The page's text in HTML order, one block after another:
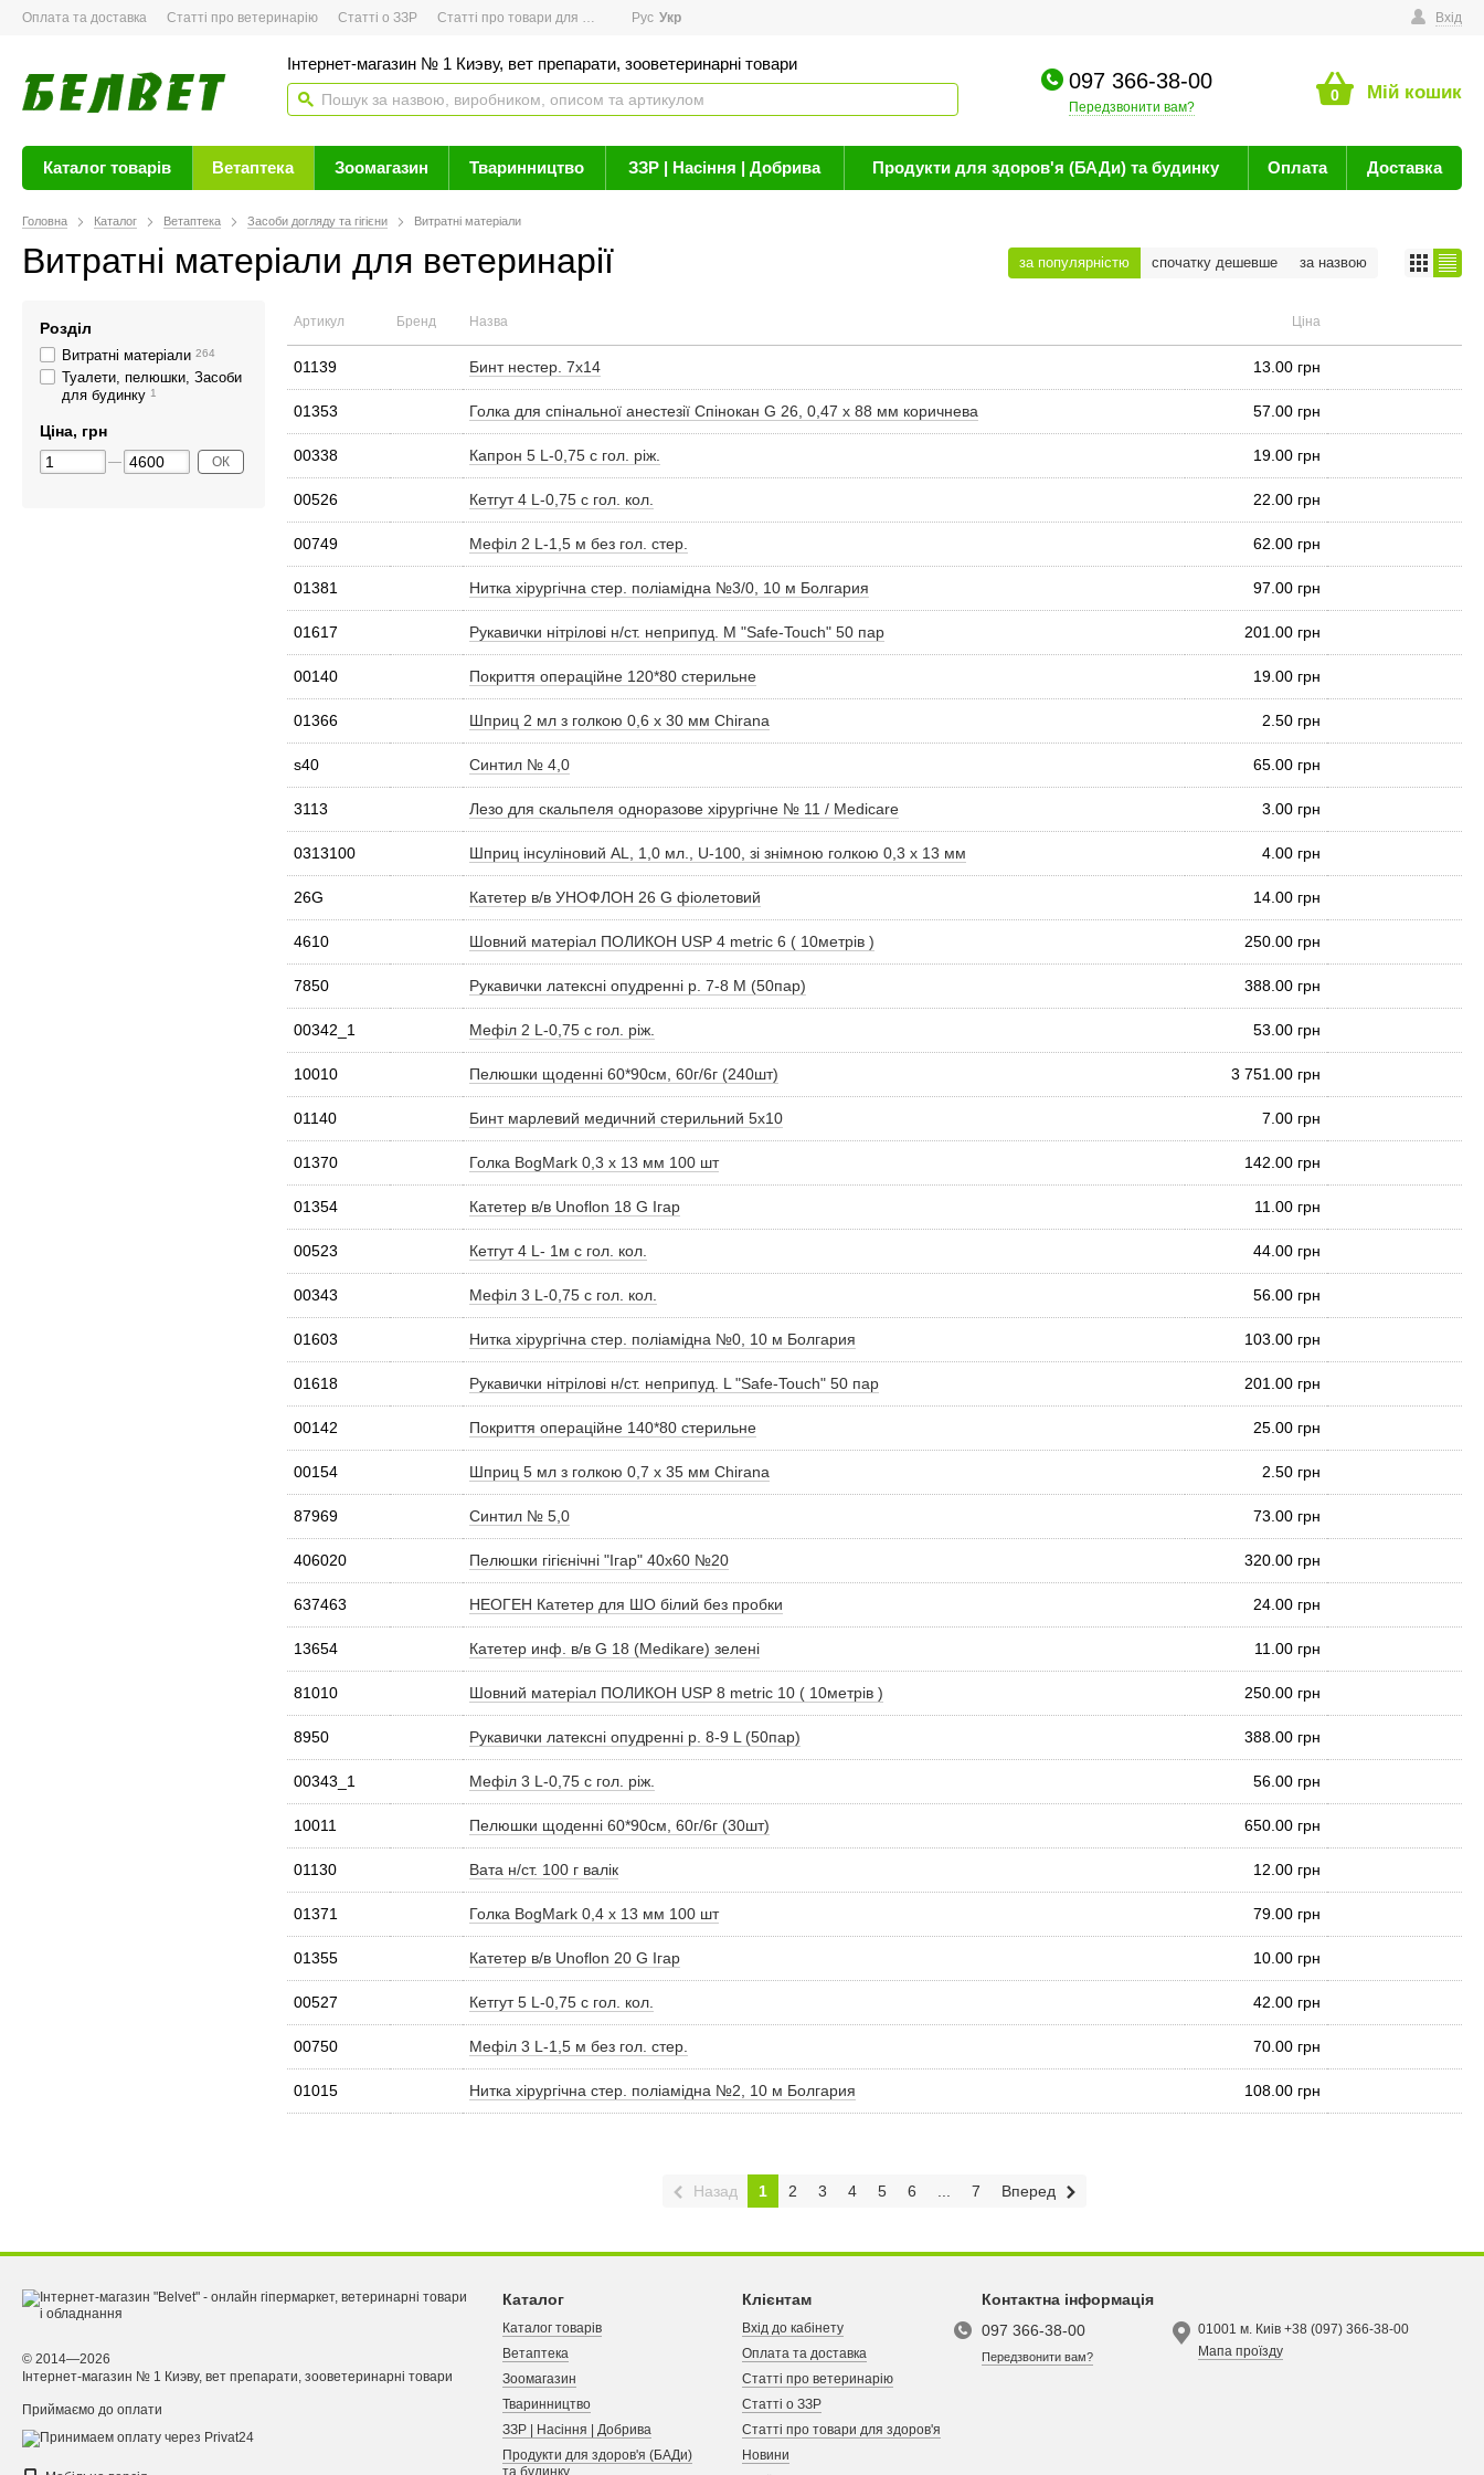
Оплата та доставка Статті про ветеринарію Статті о ЗЗР Статті про товари для здоров'я Новини Вхід
Рус Укр
Інтернет-магазин № 1 Киэву, вет препарати, зооветеринарні товари
097 366-38-00
Передзвонити вам?
0 Мій кошик
Каталог товарів Ветаптека Зоомагазин Тваринництво ЗЗР | Насіння | Добрива Продукти для здоров'я (БАДи) та будинку Оплата Доставка
Головна Каталог Ветаптека Засоби догляду та гігієни Витратні матеріали
Витратні матеріали для ветеринарії за популярністю спочатку дешевше за назвою
Артикул Бренд Назва Ціна
01139 Бинт нестер. 7х14 13.00 грн
01353 Голка для спінальної анестезії Спінокан G 26, 0,47 х 88 мм коричнева 57.00 грн
00338 Капрон 5 L-0,75 с гол. ріж. 19.00 грн
00526 Кетгут 4 L-0,75 с гол. кол. 22.00 грн
00749 Мефіл 2 L-1,5 м без гол. стер. 62.00 грн
01381 Нитка хірургічна стер. поліамідна №3/0, 10 м Болгария 97.00 грн
01617 Рукавички нітрілові н/ст. неприпуд. M "Safe-Touch" 50 пар 201.00 грн
00140 Покриття операційне 120*80 стерильне 19.00 грн
01366 Шприц 2 мл з голкою 0,6 х 30 мм Chirana 2.50 грн
s40 Синтил № 4,0 65.00 грн
3113 Лезо для скальпеля одноразове хірургічне № 11 / Medicare 3.00 грн
0313100 Шприц інсуліновий AL, 1,0 мл., U-100, зі знімною голкою 0,3 х 13 мм 4.00 грн
26G Катетер в/в УНОФЛОН 26 G фіолетовий 14.00 грн
4610 Шовний матеріал ПОЛИКОН USP 4 metric 6 ( 10метрів ) 250.00 грн
7850 Рукавички латексні опудренні р. 7-8 М (50пар) 388.00 грн
00342_1 Мефіл 2 L-0,75 с гол. ріж. 53.00 грн
10010 Пелюшки щоденні 60*90см, 60г/6г (240шт) 3 751.00 грн
01140 Бинт марлевий медичний стерильний 5х10 7.00 грн
01370 Голка BogMark 0,3 x 13 мм 100 шт 142.00 грн
01354 Катетер в/в Unoflon 18 G Ігар 11.00 грн
00523 Кетгут 4 L- 1м с гол. кол. 44.00 грн
00343 Мефіл 3 L-0,75 с гол. кол. 56.00 грн
01603 Нитка хірургічна стер. поліамідна №0, 10 м Болгария 103.00 грн
01618 Рукавички нітрілові н/ст. неприпуд. L "Safe-Touch" 50 пар 201.00 грн
00142 Покриття операційне 140*80 стерильне 25.00 грн
00154 Шприц 5 мл з голкою 0,7 х 35 мм Chirana 2.50 грн
87969 Синтил № 5,0 73.00 грн
406020 Пелюшки гігієнічні "Ігар" 40х60 №20 320.00 грн
637463 НЕОГЕН Катетер для ШО білий без пробки 24.00 грн
13654 Катетер инф. в/в G 18 (Medikare) зелені 11.00 грн
81010 Шовний матеріал ПОЛИКОН USP 8 metric 10 ( 10метрів ) 250.00 грн
8950 Рукавички латексні опудренні р. 8-9 L (50пар) 388.00 грн
00343_1 Мефіл 3 L-0,75 с гол. ріж. 56.00 грн
10011 Пелюшки щоденні 60*90см, 60г/6г (30шт) 650.00 грн
01130 Вата н/ст. 100 г валік 12.00 грн
01371 Голка BogMark 0,4 x 13 мм 100 шт 79.00 грн
01355 Катетер в/в Unoflon 20 G Ігар 10.00 грн
00527 Кетгут 5 L-0,75 с гол. кол. 42.00 грн
00750 Мефіл 3 L-1,5 м без гол. стер. 70.00 грн
01015 Нитка хірургічна стер. поліамідна №2, 10 м Болгария 108.00 грн
Назад 1 2 3 4 5 6 7 Вперед
Розділ
Витратні матеріали 264
Туалети, пелюшки, Засоби
для будинку 1
Ціна, грн
ОК
© 2014—2026
Інтернет-магазин № 1 Киэву, вет препарати, зооветеринарні товари
Приймаємо до оплати
Каталог
Каталог товарів
Ветаптека
Зоомагазин
Тваринництво
ЗЗР | Насіння | Добрива
Продукти для здоров'я (БАДи)
та будинку
Клієнтам
Вхід до кабінету
Оплата та доставка
Статті про ветеринарію
Статті о ЗЗР
Статті про товари для здоров'я
Новини
Контактна інформація
097 366-38-00
Передзвонити вам?
01001 м. Киів +38 (097) 366-38-00
Мапа проїзду